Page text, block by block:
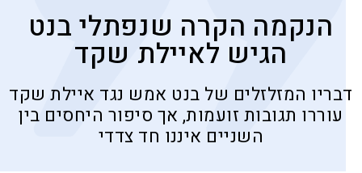
הנקמה הקרה שנפתלי בנט
הגיש לאיילת שקד
דבריו המזלזלים של בנט אמש נגד איילת שקד
עוררו תגובות זועמות, אך סיפור היחסים בין
השניים איננו חד צדדי